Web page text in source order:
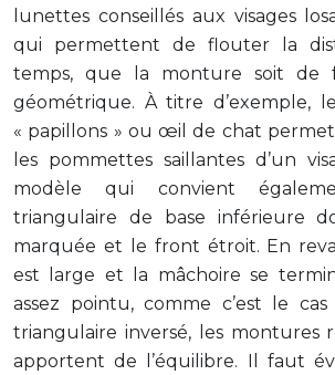
lunettes conseillés aux visages
qui permettent de flouter la
temps, que la monture soit de
géométrique. À titre d’exemple,
« papillons » ou œil de chat
les pommettes saillantes d’un
modèle qui convient
triangulaire de base inférieure
marquée et le front étroit. En
est large et la mâchoire se
assez pointu, comme c’est le
triangulaire inversé, les montures
apportent de l’équilibre. Il faut